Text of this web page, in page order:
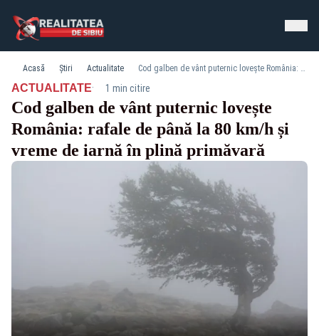
Acasă Știri Actualitate Cod galben de vânt puternic lovește România: rafale de până la 80 km/h și vreme de iarnă în plină primăvară
ACTUALITATE· 1 min citire
Cod galben de vânt puternic lovește
România: rafale de până la 80 km/h și
vreme de iarnă în plină primăvară